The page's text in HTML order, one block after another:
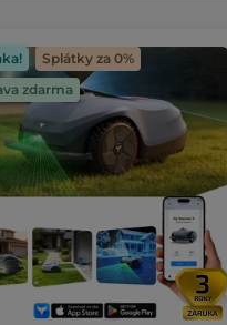
Splátky za 0%
zdarma